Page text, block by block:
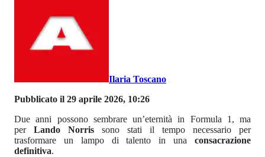
Ilaria Toscano
Pubblicato il 29 aprile 2026, 10:26
Due anni possono sembrare un’eternità in Formula 1, ma
per Lando Norris sono stati il tempo necessario per
trasformare un lampo di talento in una consacrazione
definitiva.